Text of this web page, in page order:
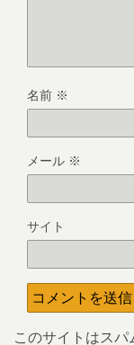
名前 ※
メール ※
サイト
このサイトはス